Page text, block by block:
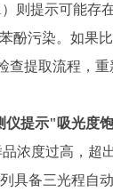
则提示可能存
酚污染。如果
查提取流程，
仪提示"吸光度
浓度过高，超
具备三光程自